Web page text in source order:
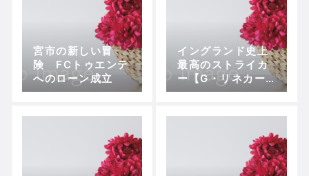
宮市の新しい冒
険 FCトゥエンテ
へのローン成立
イングランド史上
最高のストライカ
ー【G・リネカー
ゴール集】
サク
事